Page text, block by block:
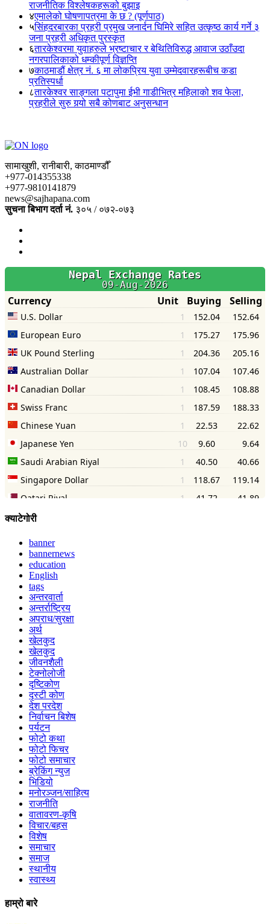
राजनीतिक विश्लेषकहरूको बुझाइ
४एमालेको घोषणापत्रमा के छ ? (पूर्णपाठ)
५सिंहदरबारका प्रहरी प्रमुख जनार्दन घिमिरे सहित उत्कृष्ठ कार्य गर्ने ३
जना प्रहरी अधिकृत पुरस्कृत
६तारकेश्वरमा युवाहरुले भ्रष्टाचार र बेथितिविरुद्ध आवाज उठाँउदा
नगरपालिकाको धम्कीपूर्ण विज्ञप्ति
७काठमाडौं क्षेत्र नं. ६ मा लोकप्रिय युवा उम्मेदवारहरूबीच कडा
प्रतिस्पर्धा
८तारकेश्वर साङ्गला पटापुमा ईभी गाडीभित्र महिलाको शव फेला,
प्रहरीले सुरु गर्‍यो सबै कोणबाट अनुसन्धान
सामाखुशी, रानीबारी, काठमाण्डौँ
+977-014355338
+977-9810141879
news@sajhapana.com
सुचना बिभाग दर्ता नं. ३०५ / ०७२-०७३
क्याटेगोरी
banner
bannernews
education
English
tags
अन्तरवार्ता
अन्तर्राष्ट्रिय
अपराध/सुरक्षा
अर्थ
खेलकुद
खेलकुद
जीवनशैली
टेक्नोलोजी
दृष्टिकोण
दृस्टी कोण
देश परदेश
निर्वाचन बिशेष
पर्यटन
फोटो कथा
फोटो फिचर
फोटो समाचार
ब्रेकिंग न्युज
भिडियो
मनोरञ्जन/साहित्य
राजनीति
वातावरण-कृषि
विचार/बहस
विशेष
समाचार
समाज
स्थानीय
स्वास्थ्य
हाम्रो बारे